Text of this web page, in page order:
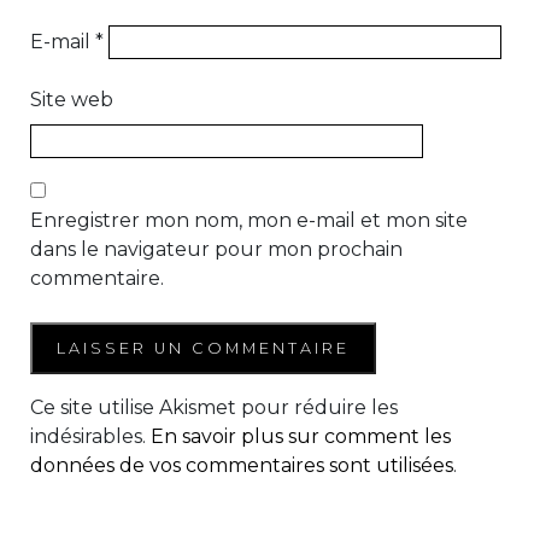
E-mail *
Site web
Enregistrer mon nom, mon e-mail et mon site
dans le navigateur pour mon prochain
commentaire.
Ce site utilise Akismet pour réduire les
indésirables. En savoir plus sur comment les
données de vos commentaires sont utilisées.